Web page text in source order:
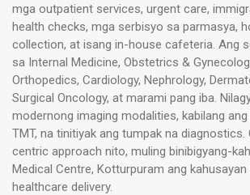
mga outpatient services, urgent care,
health checks, mga serbisyo sa parmasya,
collection, at isang in-house cafeteria. Ang
sa Internal Medicine, Obstetrics &
Orthopedics, Cardiology, Nephrology,
Surgical Oncology, at marami pang iba.
modernong imaging modalities, kabilang ang
TMT, na tinitiyak ang tumpak na
centric approach nito, muling binibigyang-
Medical Centre, Kotturpuram ang kahusayan
healthcare delivery.